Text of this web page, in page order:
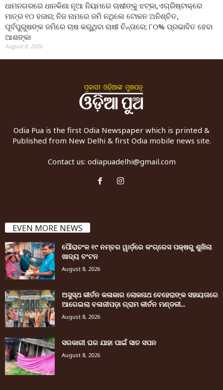
ଧାମନଗରରେ ଧାନକିଣା ନୂଆ ନିୟମରେ ଚାଷୀଙ୍କୁ ଝଟ୍‌କା,ଏଗ୍ରିଷ୍ଟାକ୍‌ରେ
ମାତ୍ର ୧୦ ହଜାର; ନିଜ ନାମରେ ଜମି ନଥିଲେ ଟୋକନ ଅନିଶ୍ଚିତ,
ପୂର୍ବପୁରୁଷଙ୍କ ଜମିରେ ଚାଷ କରୁଥିବା ଚାଷୀ ଚିନ୍ତାରେ; ୮୦% ପ୍ରଭାବିତ ହେବା
ଆଶଙ୍କା
August 8, 2026
Odia Pua is the first Odia Newspaper which is printed &
Published from New Delhi & first Odia mobile news site.
Contact us: odiapuadelhi@gmail.com
EVEN MORE NEWS
ପୌରାଚଂଳ ୧୯ ନମ୍ବର ୱାର୍ଡ଼ରେ କଂଗ୍ରେସ ପକ୍ଷରୁ ଶୁଖିଲା
ଖାଦ୍ୟ ବଂଟନ
August 8, 2026
ଅସୁସ୍ଥ କୀର୍ତନ କଳାକାର ଲୋକନାଥ ବେହେରାଙ୍କ ସହାୟତାରେ
ଆଗେଇଲା ବଳାଜୀପଡ଼ା ଗ୍ରାମ କୀର୍ତନ ମଣ୍ଡଳୀ...
August 8, 2026
ସରକାରୀ ଘର ଯାହା ପାଇଁ ସାତ ସପନ
August 8, 2026